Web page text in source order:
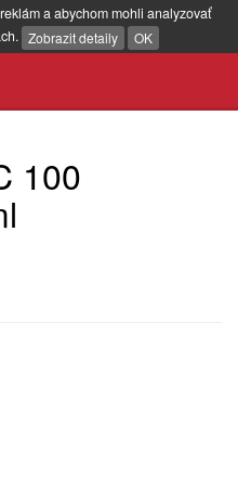
a abychom mohli analyzovať
Zobrazit detaily OK
100